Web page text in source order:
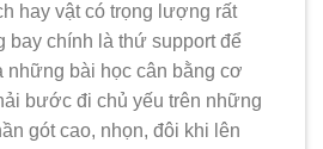
hay vật có trọng lượng rất
bay chính là thứ support để
những bài học cân bằng cơ
bước đi chủ yếu trên những
gót cao, nhọn, đôi khi lên